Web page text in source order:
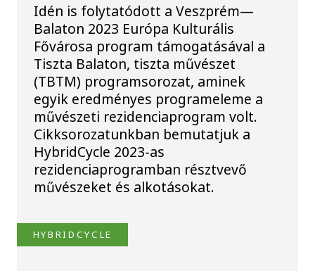
Idén is folytatódott a Veszprém—
Balaton 2023 Európa Kulturális
Fővárosa program támogatásával a
Tiszta Balaton, tiszta művészet
(TBTM) programsorozat, aminek
egyik eredményes programeleme a
művészeti rezidenciaprogram volt.
Cikksorozatunkban bemutatjuk a
HybridCycle 2023-as
rezidenciaprogramban résztvevő
művészeket és alkotásokat.
HYBRIDCYCLE